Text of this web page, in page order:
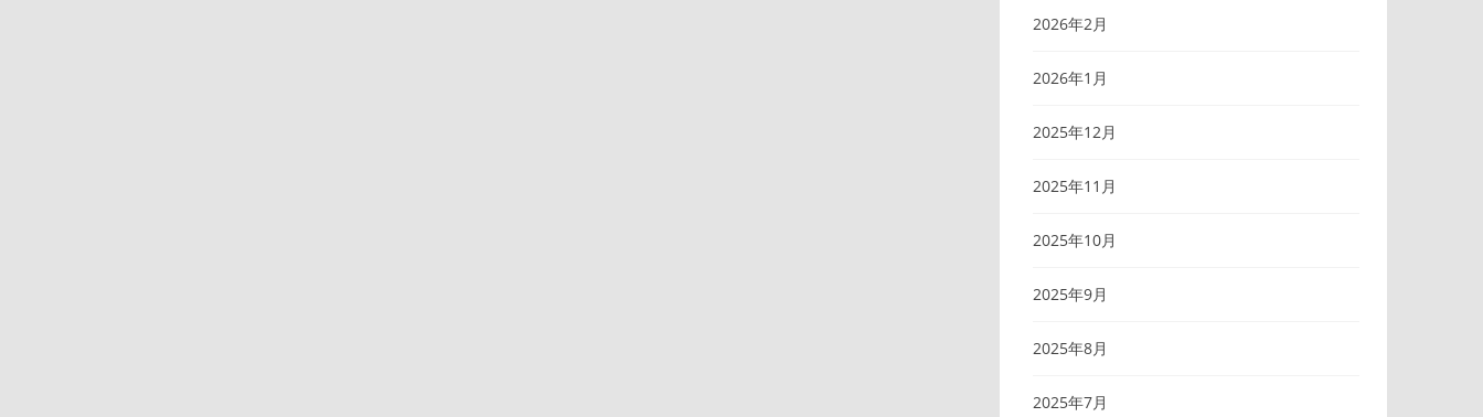
2026年2月
2026年1月
2025年12月
2025年11月
2025年10月
2025年9月
2025年8月
2025年7月